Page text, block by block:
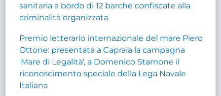
sanitaria a bordo di 12 barche confiscate alla
criminalità organizzata
Premio letterario internazionale del mare Piero
Ottone: presentata a Capraia la campagna
'Mare di Legalità', a Domenico Starnone il
riconoscimento speciale della Lega Navale
Italiana